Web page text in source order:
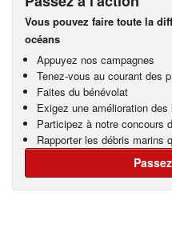
Vous pouvez faire toute la
océans
Appuyez nos campagnes
Tenez-vous au courant des
Faites du bénévolat
Exigez une amélioration
Participez à notre concours
Rapporter les débris marins